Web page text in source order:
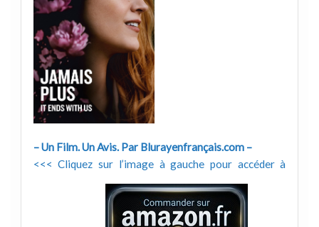
– Un Film. Un Avis. Par Blurayenfrançais.com –
<<< Cliquez sur l’image à gauche pour accéder à